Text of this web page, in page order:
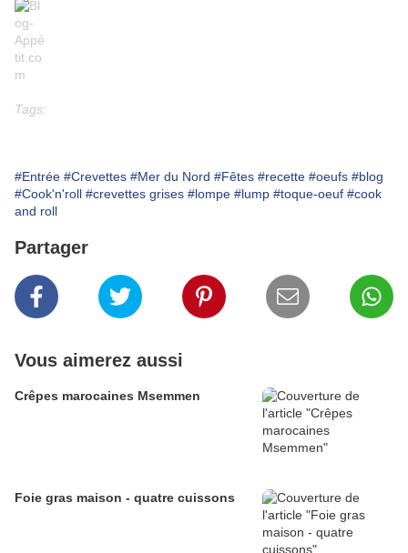
Tags:
#Entrée #Crevettes #Mer du Nord #Fêtes #recette #oeufs #blog
#Cook'n'roll #crevettes grises #lompe #lump #toque-oeuf #cook
and roll
Partager
Vous aimerez aussi
Crêpes marocaines Msemmen
Foie gras maison - quatre cuissons